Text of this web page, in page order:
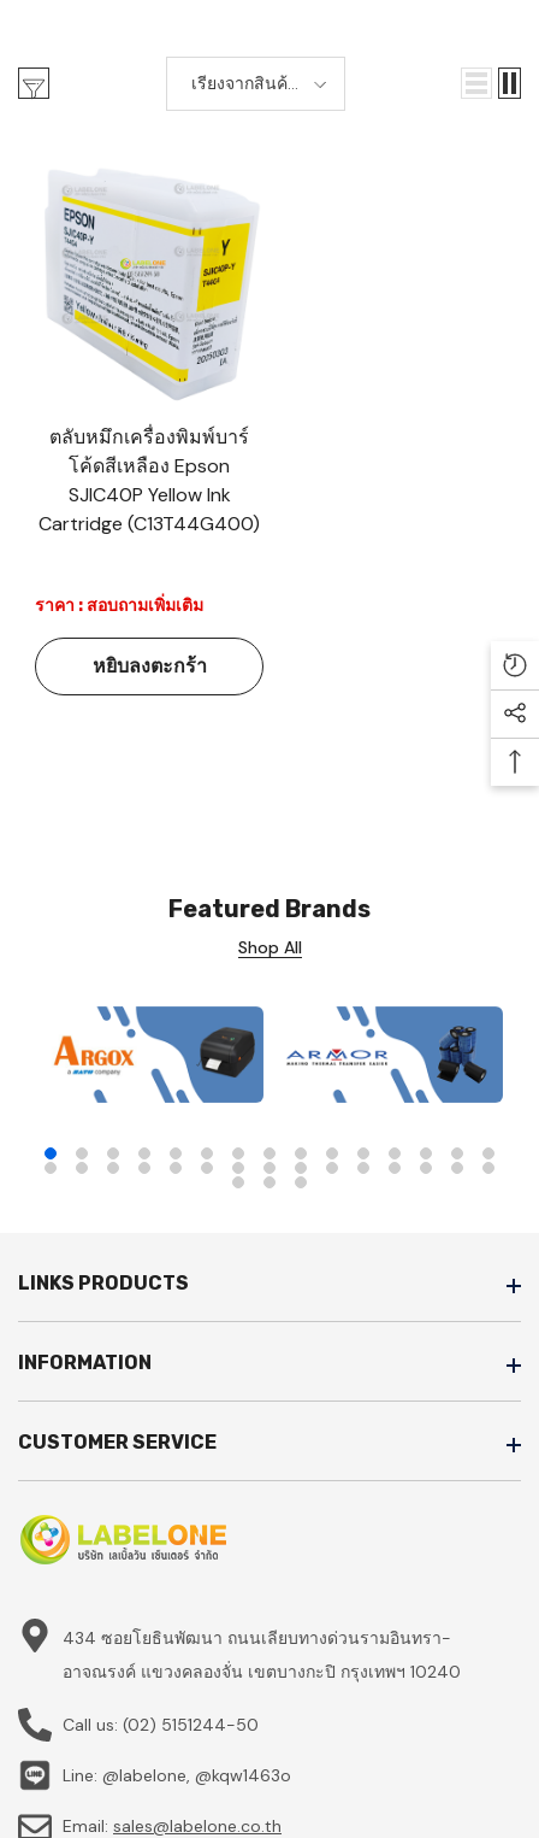
เรียงจากสินค้า
ใหม่-เก่า
ตลับหมึกเครื่องพิมพ์บาร์
โค้ดสีเหลือง Epson
SJIC40P Yellow Ink
Cartridge (C13T44G400)
ราคา : สอบถามเพิ่มเติม
หยิบลงตะกร้า
Featured Brands
Shop All
LINKS PRODUCTS
INFORMATION
CUSTOMER SERVICE
434 ซอยโยธินพัฒนา ถนนเลียบทางด่วนรามอินทรา-
อาจณรงค์ แขวงคลองจั่น เขตบางกะปิ กรุงเทพฯ 10240
Call us: (02) 5151244-50
Line: @labelone, @kqw1463o
Email: sales@labelone.co.th